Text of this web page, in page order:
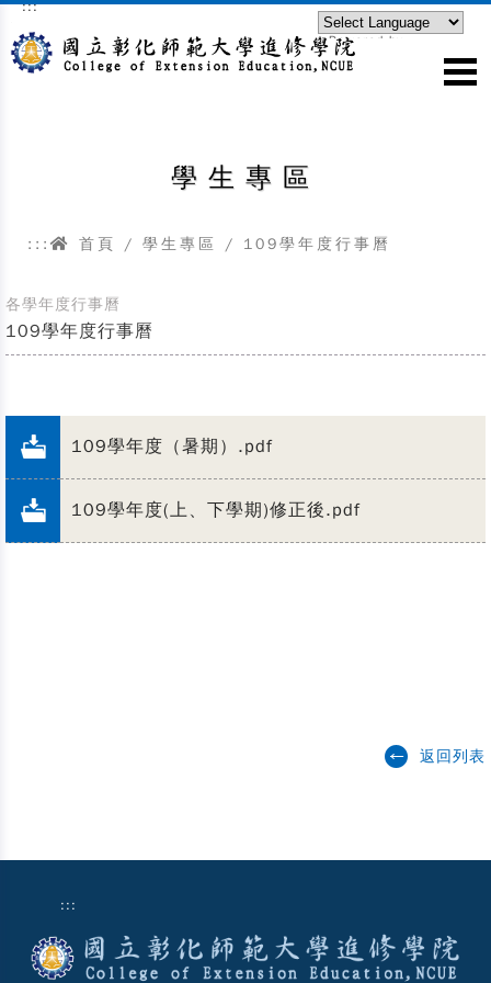
跳到主要內容區塊
:::
Powered by
學生專區
::: 首頁 / 學生專區 / 109學年度行事曆
各學年度行事曆
109學年度行事曆
109學年度（暑期）.pdf
109學年度(上、下學期)修正後.pdf
返回列表
:::